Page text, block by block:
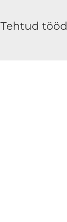
Tehtud tööd